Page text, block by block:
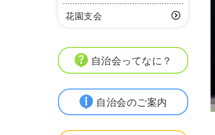
花園支会
自治会ってなに？
自治会のご案内